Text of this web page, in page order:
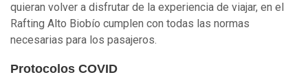
quieran volver a disfrutar de la experiencia de viajar, en el
Rafting Alto Biobío cumplen con todas las normas
necesarias para los pasajeros.
Protocolos COVID